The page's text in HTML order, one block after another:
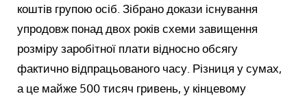
коштів групою осіб. Зібрано докази існування
упродовж понад двох років схеми завищення
розміру заробітної плати відносно обсягу
фактично відпрацьованого часу. Різниця у сумах,
а це майже 500 тисяч гривень, у кінцевому